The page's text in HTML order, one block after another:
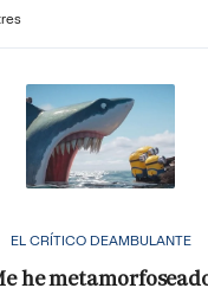
EL CRÍTICO DEAMBULANTE
he